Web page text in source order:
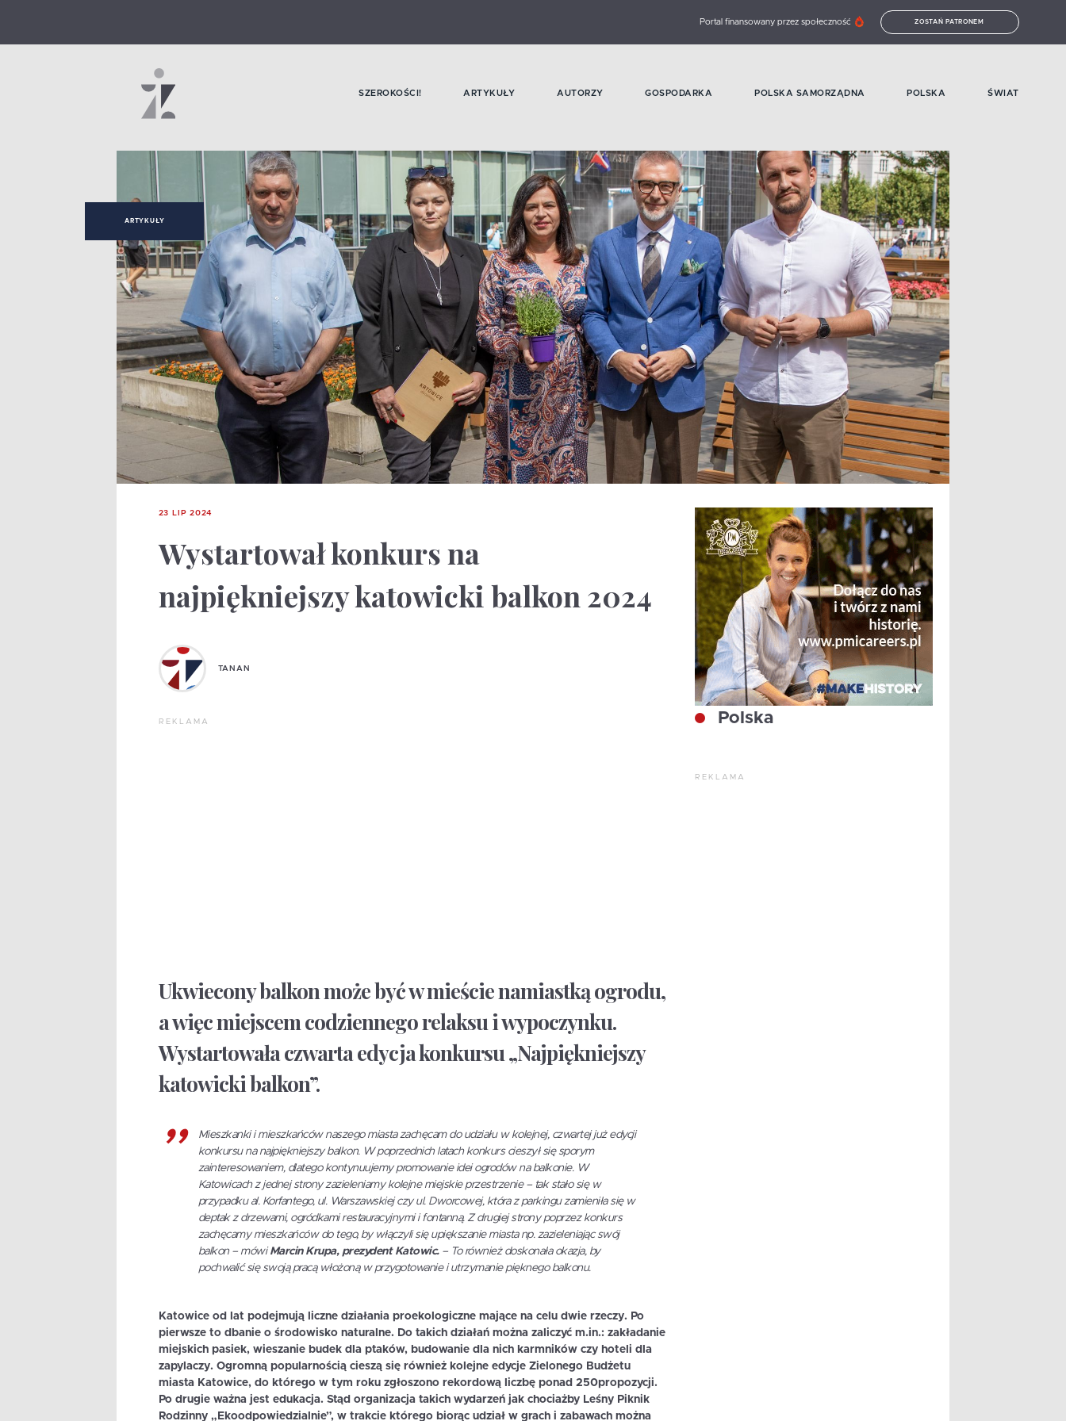
Portal finansowany przez społeczność ZOSTAŃ PATRONEM
SZEROKOŚCI! ARTYKUŁY AUTORZY GOSPODARKA POLSKA SAMORZĄDNA POLSKA ŚWIAT
ARTYKUŁY
23 LIP 2024
Wystartował konkurs na
najpiękniejszy katowicki balkon 2024
TANAN
REKLAMA
Ukwiecony balkon może być w mieście namiastką ogrodu,
a więc miejscem codziennego relaksu i wypoczynku.
Wystartowała czwarta edycja konkursu „Najpiękniejszy
katowicki balkon”.
Mieszkanki i mieszkańców naszego miasta zachęcam do udziału w kolejnej, czwartej już edycji
konkursu na najpiękniejszy balkon. W poprzednich latach konkurs cieszył się sporym
zainteresowaniem, dlatego kontynuujemy promowanie idei ogrodów na balkonie. W
Katowicach z jednej strony zazieleniamy kolejne miejskie przestrzenie – tak stało się w
przypadku al. Korfantego, ul. Warszawskiej czy ul. Dworcowej, która z parkingu zamieniła się w
deptak z drzewami, ogródkami restauracyjnymi i fontanną. Z drugiej strony poprzez konkurs
zachęcamy mieszkańców do tego, by włączyli się upiększanie miasta np. zazieleniając swój
balkon – mówiMarcin Krupa, prezydent Katowic.– To również doskonała okazja, by
pochwalić się swoją pracą włożoną w przygotowanie i utrzymanie pięknego balkonu.
Katowice od lat podejmują liczne działania proekologiczne mające na celu dwie rzeczy. Po
pierwsze to dbanie o środowisko naturalne. Do takich działań można zaliczyć m.in.: zakładanie
miejskich pasiek, wieszanie budek dla ptaków, budowanie dla nich karmników czy hoteli dla
zapylaczy. Ogromną popularnością cieszą się również kolejne edycje Zielonego Budżetu
miasta Katowice, do którego w tym roku zgłoszono rekordową liczbę ponad 250propozycji.
Po drugie ważna jest edukacja. Stąd organizacja takich wydarzeń jak chociażby Leśny Piknik
Rodzinny „Ekoodpowiedzialnie”, w trakcie którego biorąc udział w grach i zabawach można
Polska
REKLAMA